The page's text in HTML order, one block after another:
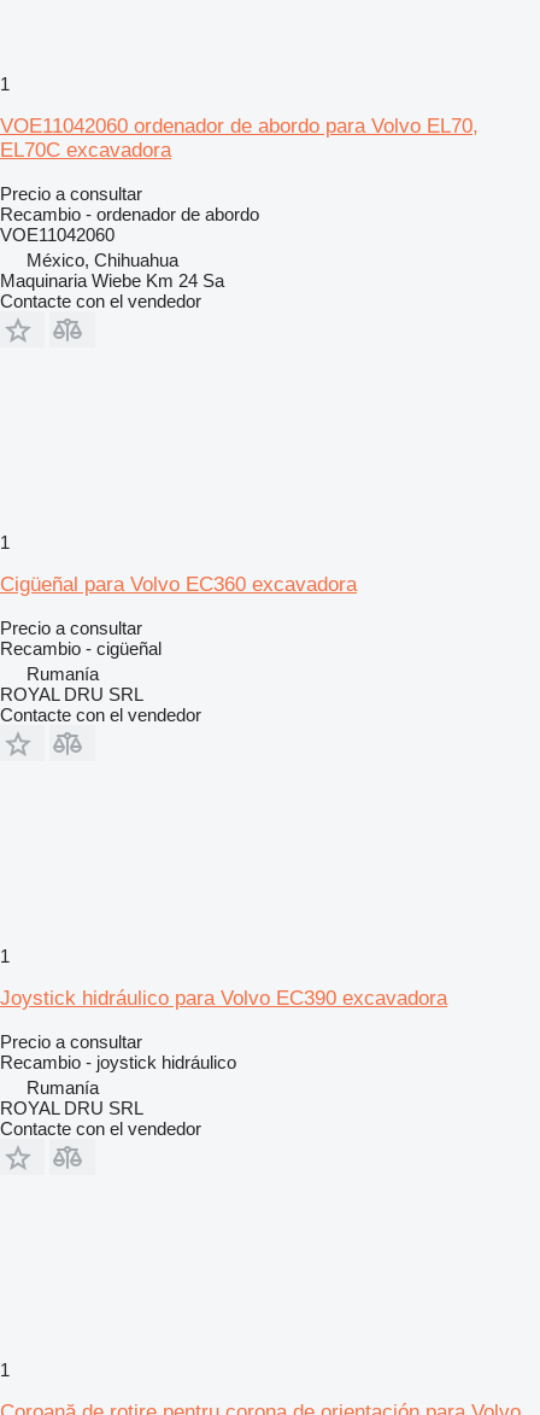
1
VOE11042060 ordenador de abordo para Volvo EL70,
EL70C excavadora
Precio a consultar
Recambio - ordenador de abordo
VOE11042060
México, Chihuahua
Maquinaria Wiebe Km 24 Sa
Contacte con el vendedor
1
Cigüeñal para Volvo EC360 excavadora
Precio a consultar
Recambio - cigüeñal
Rumanía
ROYAL DRU SRL
Contacte con el vendedor
1
Joystick hidráulico para Volvo EC390 excavadora
Precio a consultar
Recambio - joystick hidráulico
Rumanía
ROYAL DRU SRL
Contacte con el vendedor
1